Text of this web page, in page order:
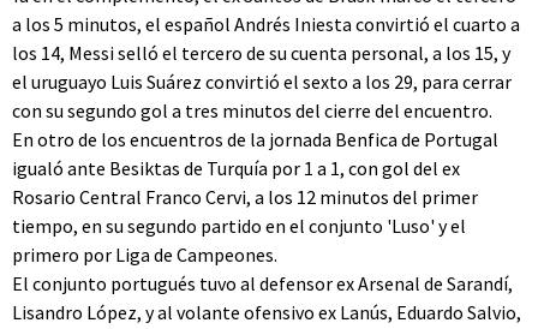
a los 5 minutos, el español Andrés Iniesta convirtió el cuarto a
los 14, Messi selló el tercero de su cuenta personal, a los 15, y
el uruguayo Luis Suárez convirtió el sexto a los 29, para cerrar
con su segundo gol a tres minutos del cierre del encuentro.
En otro de los encuentros de la jornada Benfica de Portugal
igualó ante Besiktas de Turquía por 1 a 1, con gol del ex
Rosario Central Franco Cervi, a los 12 minutos del primer
tiempo, en su segundo partido en el conjunto 'Luso' y el
primero por Liga de Campeones.
El conjunto portugués tuvo al defensor ex Arsenal de Sarandí,
Lisandro López, y al volante ofensivo ex Lanús, Eduardo Salvio,